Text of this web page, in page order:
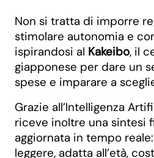
Non si tratta di imporre
stimolare autonomia e
ispirandosi al Kakeibo, il
giapponese per dare un
spese e imparare a
Grazie all’Intelligenza
riceve inoltre una sintesi
aggiornata in tempo
leggere, adatta all’età,